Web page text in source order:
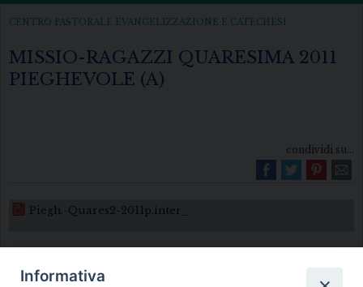
CENTRO PASTORALE EVANGELIZZAZIONE E CATECHESI
MISSIO-RAGAZZI QUARESIMA 2011
PIEGHEVOLE (A)
condividi su...
Piegh.-Quares2-2011p.inter_
Informativa